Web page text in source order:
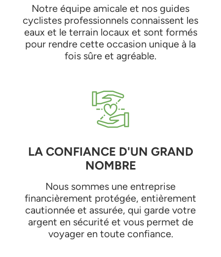
Notre équipe amicale et nos guides
cyclistes professionnels connaissent les
eaux et le terrain locaux et sont formés
pour rendre cette occasion unique à la
fois sûre et agréable.
LA CONFIANCE D'UN GRAND
NOMBRE
Nous sommes une entreprise
financièrement protégée, entièrement
cautionnée et assurée, qui garde votre
argent en sécurité et vous permet de
voyager en toute confiance.